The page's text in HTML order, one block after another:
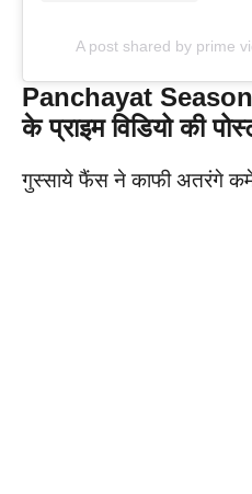
A post shared by prime
Panchayat
के प्राइम विडियो की
गुस्साये फैंस ने काफी अतरंगे